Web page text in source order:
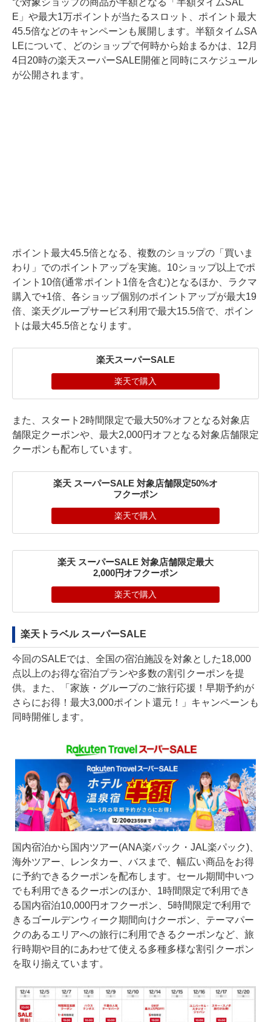
で対象ショップの商品が半額となる「半額タイムSAL
E」や最大1万ポイントが当たるスロット、ポイント最大
45.5倍などのキャンペーンも展開します。半額タイムSA
LEについて、どのショップで何時から始まるかは、12月
4日20時の楽天スーパーSALE開催と同時にスケジュール
が公開されます。
ポイント最大45.5倍となる、複数のショップの「買いま
わり」でのポイントアップを実施。10ショップ以上でポ
イント10倍(通常ポイント1倍を含む)となるほか、ラクマ
購入で+1倍、各ショップ個別のポイントアップが最大19
倍、楽天グループサービス利用で最大15.5倍で、ポイン
トは最大45.5倍となります。
楽天スーパーSALE
楽天で購入
また、スタート2時間限定で最大50%オフとなる対象店
舗限定クーポンや、最大2,000円オフとなる対象店舗限定
クーポンも配布しています。
楽天 スーパーSALE 対象店舗限定50%オ
フクーポン
楽天で購入
楽天 スーパーSALE 対象店舗限定最大
2,000円オフクーポン
楽天で購入
楽天トラベル スーパーSALE
今回のSALEでは、全国の宿泊施設を対象とした18,000
点以上のお得な宿泊プランや多数の割引クーポンを提
供。また、「家族・グループのご旅行応援！早期予約が
さらにお得！最大3,000ポイント還元！」キャンペーンも
同時開催します。
国内宿泊から国内ツアー(ANA楽パック・JAL楽パック)、
海外ツアー、レンタカー、バスまで、幅広い商品をお得
に予約できるクーポンを配布します。セール期間中いつ
でも利用できるクーポンのほか、1時間限定で利用でき
る国内宿泊10,000円オフクーポン、5時間限定で利用で
きるゴールデンウィーク期間向けクーポン、テーマパー
クのあるエリアへの旅行に利用できるクーポンなど、旅
行時期や目的にあわせて使える多種多様な割引クーポン
を取り揃えています。